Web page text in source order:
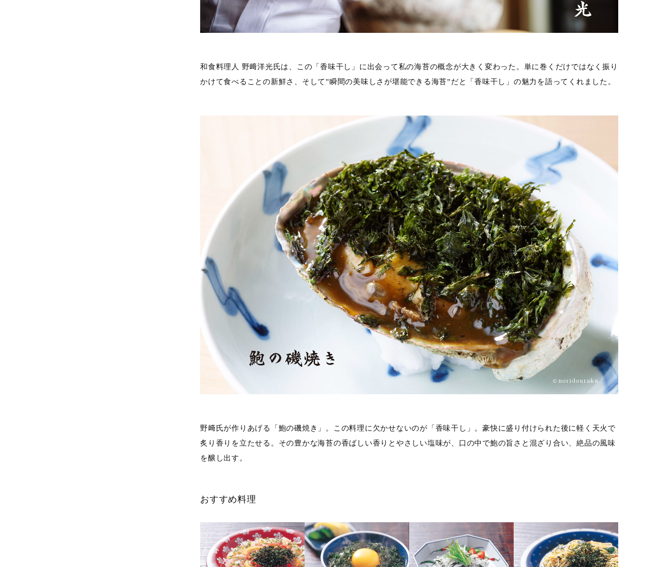
和食料理人 野﨑洋光氏は、この「香味干し」に出会って私の海苔の概念が大きく変わった。単に巻くだけではなく振り
かけて食べることの新鮮さ、そして”瞬間の美味しさが堪能できる海苔”だと「香味干し」の魅力を語ってくれました。
野﨑氏が作りあげる「鮑の磯焼き」。この料理に欠かせないのが「香味干し」。豪快に盛り付けられた後に軽く天火で
炙り香りを立たせる。その豊かな海苔の香ばしい香りとやさしい塩味が、口の中で鮑の旨さと混ざり合い、絶品の風味
を醸し出す。
おすすめ料理